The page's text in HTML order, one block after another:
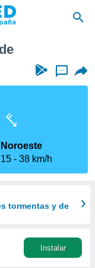
...
Noroeste
15
38 km/h
tormentas y de
Instalar